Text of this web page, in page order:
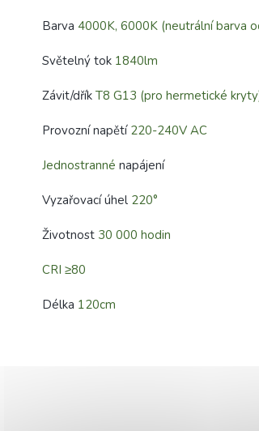
Barva 4000K, 6000K (neutrální barva
Světelný tok 1840lm
Závit/dřík T8 G13 (pro hermetické
Provozní napětí 220-240V AC
Jednostranné napájení
Vyzařovací úhel 220°
Životnost 30 000 hodin
CRI ≥80
Délka 120cm